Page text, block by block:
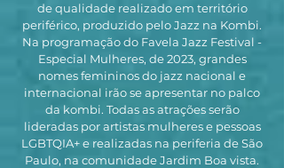
de qualidade realizado em território
periférico, produzido pelo Jazz na Kombi.
Na programação do Favela Jazz Festival -
Especial Mulheres, de 2023, grandes
nomes femininos do jazz nacional e
internacional irão se apresentar no palco
da kombi. Todas as atrações serão
lideradas por artistas mulheres e pessoas
LGBTQIA+ e realizadas na periferia de São
Paulo, na comunidade Jardim Boa vista.